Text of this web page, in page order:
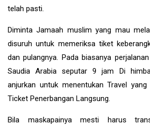
telah pasti.
Diminta Jamaah muslim yang mau
disuruh untuk memeriksa tiket
dan pulangnya. Pada biasanya
Saudia Arabia seputar 9 jam Di
anjurkan untuk menentukan Travel
Ticket Penerbangan Langsung.
Bila maskapainya mesti harus